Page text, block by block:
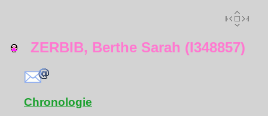
ZERBIB, Berthe Sarah (I348857)
Chronologie